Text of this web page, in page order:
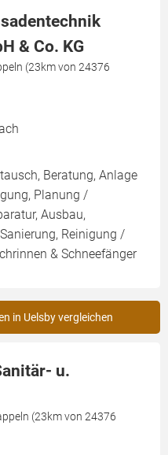
& Co. KG
(23km von 24376
Beratung, Anlage
Planung /
Ausbau,
Reinigung /
& Schneefänger
in Uelsby vergleichen
u.
(23km von 24376